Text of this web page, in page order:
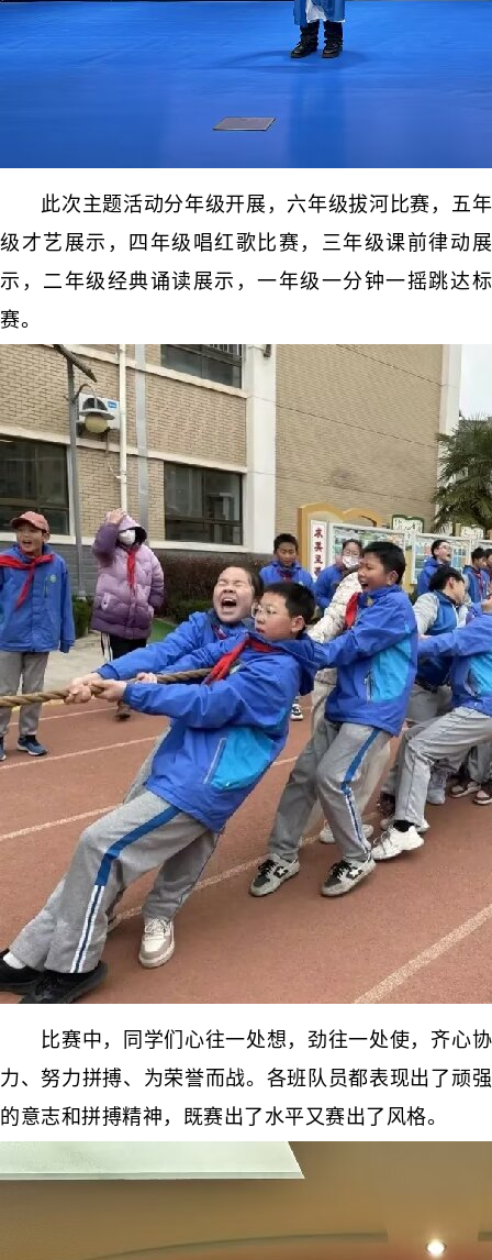
此次主题活动分年级开展，六年级拔河比赛，五年
级才艺展示，四年级唱红歌比赛，三年级课前律动展
示，二年级经典诵读展示，一年级一分钟一摇跳达标
赛。
比赛中，同学们心往一处想，劲往一处使，齐心协
力、努力拼搏、为荣誉而战。各班队员都表现出了顽强
的意志和拼搏精神，既赛出了水平又赛出了风格。